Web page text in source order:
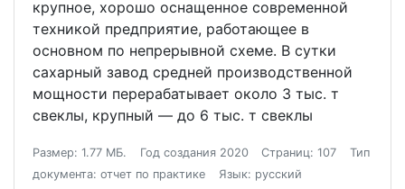
крупное, хорошо оснащенное современной
техникой предприятие, работающее в
основном по непрерывной схеме. В сутки
сахарный завод средней производственной
мощности перерабатывает около 3 тыс. т
свеклы, крупный — до 6 тыс. т свеклы
Размер: 1.77 МБ. Год создания 2020 Страниц: 107
Тип
документа: отчет по практике
Язык: русский